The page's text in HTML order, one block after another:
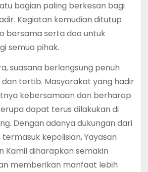
bagian paling berkesan bagi
Kegiatan kemudian ditutup
bersama serta doa untuk
semua pihak.
suasana berlangsung penuh
tertib. Masyarakat yang hadir
kebersamaan dan berharap
dapat terus dilakukan di
Dengan adanya dukungan dari
kepolisian, Yayasan
Kamil diharapkan semakin
memberikan manfaat lebih